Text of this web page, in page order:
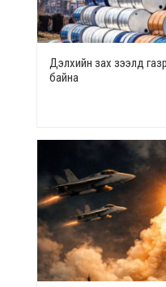
Дэлхийн зах зээлд
байна